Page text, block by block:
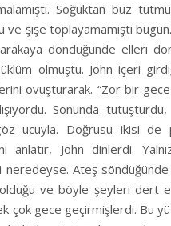
Soğuktan buz
şişe toplayamamıştı
döndüğünde elleri
olmuştu. John içeri
ovuşturarak. “Zor bir
Sonunda
ucuyla. Doğrusu ikisi de
anlatır, John dinlerdi.
Ateş söndüğünde
olduğu ve böyle şeyleri dert
çok gece geçirmişlerdi. Bu